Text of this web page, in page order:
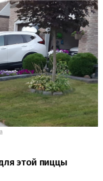
этой пиццы